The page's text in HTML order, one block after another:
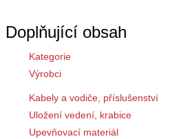
Doplňující obsah
Kategorie
Výrobci
Kabely a vodiče, příslušenství
Uložení vedení, krabice
Upevňovací materiál